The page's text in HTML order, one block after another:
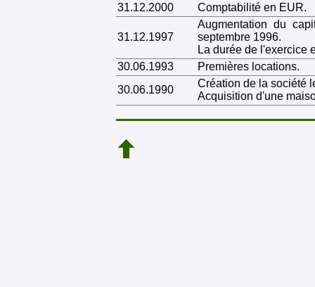
31.12.2000
Comptabilité en EUR.
31.12.1997
Augmentation du
septembre 1996.
La durée de l'exercice
30.06.1993
Premières locations.
30.06.1990
Création de la société
Acquisition d'une